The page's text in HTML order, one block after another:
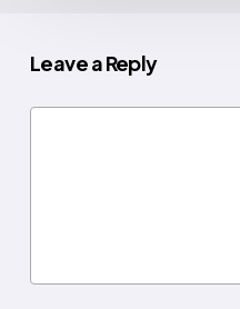
Leave a Reply